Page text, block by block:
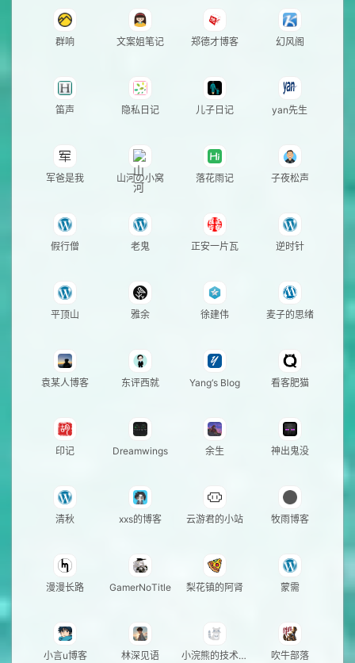
群响 文案姐笔记 郑德才博客 幻风阁
笛声 隐私日记 儿子日记 yan先生
军爸是我 山河の小窝 落花雨记 子夜松声
假行僧 老鬼 正安一片瓦 逆时针
平顶山 雅余 徐建伟 麦子的思绪
袁某人博客 东评西就 Yang‘s Blog 看客肥猫
印记 Dreamwings 余生 神出鬼没
清秋 xxs的博客 云游君的小站 牧雨博客
漫漫长路 GamerNoTitle 梨花镇的阿肾 蒙需
小言u博客 林深见语
小浣熊的技术小
吹牛部落